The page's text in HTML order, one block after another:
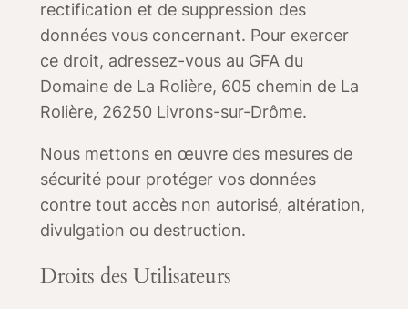
rectification et de suppression des
données vous concernant. Pour exercer
ce droit, adressez-vous au GFA du
Domaine de La Rolière, 605 chemin de La
Rolière, 26250 Livrons-sur-Drôme.
Nous mettons en œuvre des mesures de
sécurité pour protéger vos données
contre tout accès non autorisé, altération,
divulgation ou destruction.
Droits des Utilisateurs